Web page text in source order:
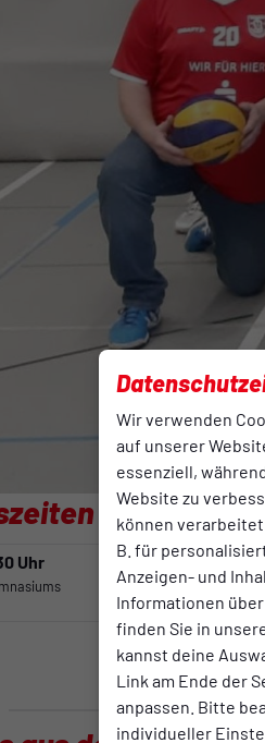
Wir verwenden
auf unserer
essenziell,
Website zu
können verarbeitet
B. für
Anzeigen- und
Informationen
finden Sie in
kannst deine
Link am Ende der
anpassen. Bitte
individueller
Uhr